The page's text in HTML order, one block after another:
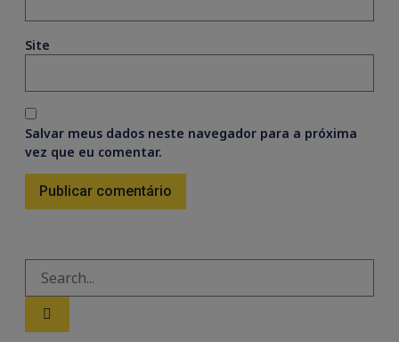
Site
Salvar meus dados neste navegador para a próxima
vez que eu comentar.